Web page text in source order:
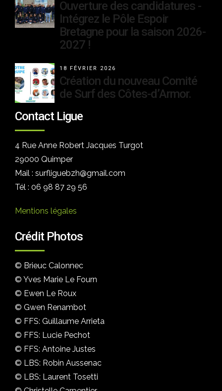
Ouverture des candidatures -
Intégrez le Pôle Espoir
Bretagne pour la saison 2026-
2027 !
18 FÉVRIER 2026
Création du nouveau Comité
de Surf des Côtes-d’Armor.
Contact Ligue
4 Rue Anne Robert Jacques Turgot
29000 Quimper
Mail : surfliguebzh@gmail.com
Tél : 06 98 87 29 56
Mentions légales
Crédit Photos
© Brieuc Calonnec
© Yves Marie Le Fourn
© Ewen Le Roux
© Gwen Renambot
© FFS: Guillaume Arrieta
© FFS: Lucie Pechot
© FFS: Antoine Justes
© LBS: Robin Aussenac
© LBS: Laurent Tosetti